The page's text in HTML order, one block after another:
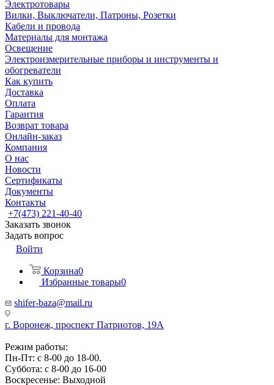
Электротовары
Вилки, Выключатели, Патроны, Розетки
Кабели и провода
Материалы для монтажа
Освещение
Электроизмерительные приборы и инструменты и
обогреватели
Как купить
Доставка
Оплата
Гарантия
Возврат товара
Онлайн-заказ
Компания
О нас
Новости
Сертификаты
Документы
Контакты
+7(473) 221-40-40
Заказать звонок
Задать вопрос
Войти
Корзина0
Избранные товары0
shifer-baza@mail.ru
г. Воронеж, проспект Патриотов, 19А
Режим работы:
Пн-Пт: с 8-00 до 18-00.
Суббота: с 8-00 до 16-00
Воскресенье: Выходной